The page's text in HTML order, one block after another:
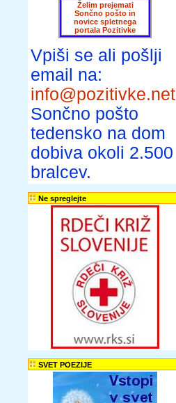
Želim prejemati
Sončno pošto in
novice spletnega
portala Pozitivke
Vpiši se ali pošlji
email na:
info@pozitivke.net
Sončno pošto
tedensko na dom
dobiva okoli 2.500
bralcev.
Ne spreglejte
SVET POEZIJE